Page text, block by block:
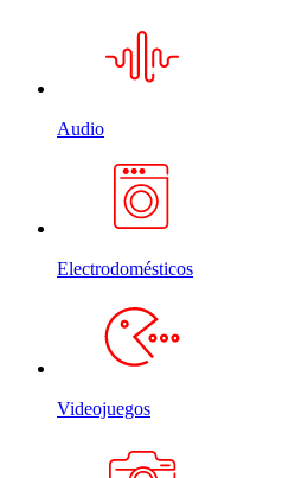
Audio
Electrodomésticos
Videojuegos